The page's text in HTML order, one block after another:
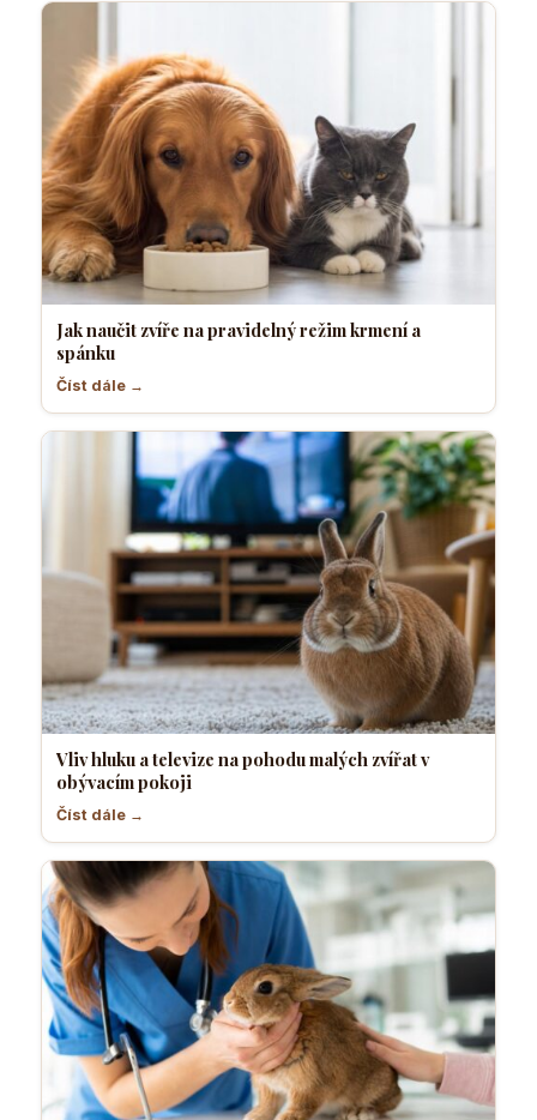
Jak naučit zvíře na pravidelný režim krmení a
spánku
Číst dále →
Vliv hluku a televize na pohodu malých zvířat v
obývacím pokoji
Číst dále →